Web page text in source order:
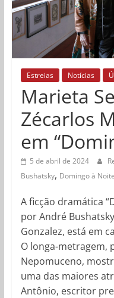
Estreias Notícias
Marieta
Zécarlos
em
5 de abril de 2024
Bushatsky, Domingo à Noite
A ficção dramática
por André
Gonzalez, está em
O longa-metragem,
Nepomuceno,
uma das maiores
Antônio, escritor